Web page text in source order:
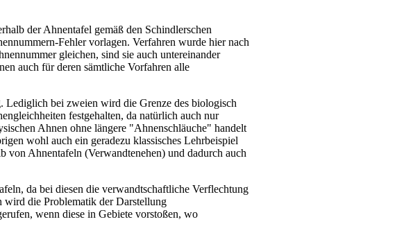
der Ahnentafel gemäß den Schindlerschen
Fehler vorlagen. Verfahren wurde hier nach
gleichen, sind sie auch untereinander
auch für deren sämtliche Vorfahren alle
Lediglich bei zweien wird die Grenze des biologisch
festgehalten, da natürlich auch nur
Ahnen ohne längere "Ahnenschläuche" handelt
wohl auch ein geradezu klassisches Lehrbeispiel
von Ahnentafeln (Verwandtenehen) und dadurch auch
da bei diesen die verwandtschaftliche Verflechtung
wird die Problematik der Darstellung
wenn diese in Gebiete vorstoßen, wo